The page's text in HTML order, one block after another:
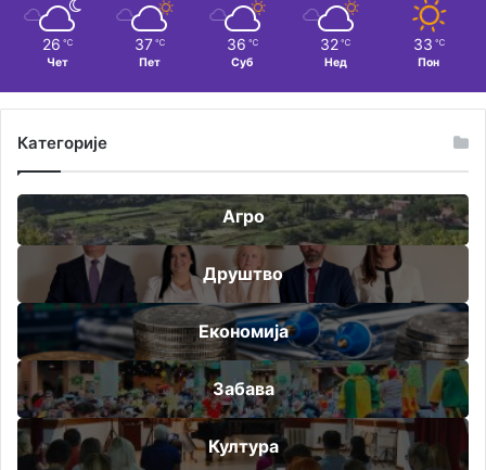
26 ℃
Чет
37 ℃
Пет
36 ℃
Суб
32 ℃
Нед
33 ℃
Пон
Категорије
Агро
Друштво
Економија
Забава
Култура